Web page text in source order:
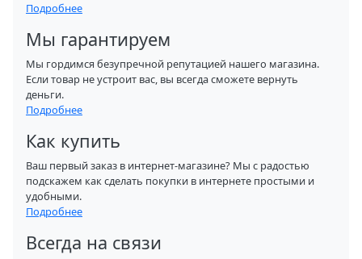
Подробнее
Мы гарантируем
Мы гордимся безупречной репутацией нашего магазина.
Если товар не устроит вас, вы всегда сможете вернуть
деньги.
Подробнее
Как купить
Ваш первый заказ в интернет-магазине? Мы с радостью
подскажем как сделать покупки в интернете простыми и
удобными.
Подробнее
Всегда на связи